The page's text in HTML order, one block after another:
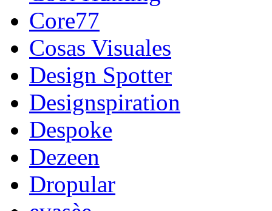
Core77
Cosas Visuales
Design Spotter
Designspiration
Despoke
Dezeen
Dropular